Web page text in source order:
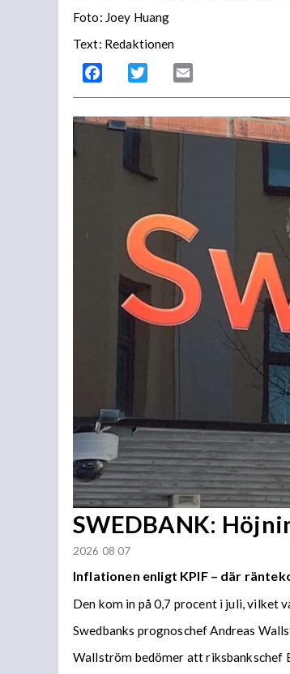
Foto: Joey Huang
Text: Redaktionen
Facebook Twitter
SWEDBANK:
2026 08 07
Inflationen enligt KPIF – där
Den kom in på 0,7 procent i juli, vilket
Swedbanks prognoschef Andreas
Wallström bedömer att riksbankschef